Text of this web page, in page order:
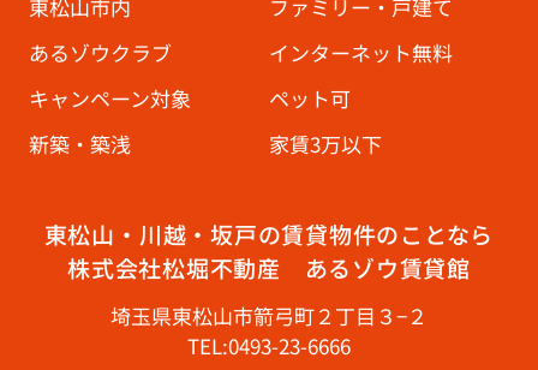
東松山市内
ファミリー・戸建て
あるゾウクラブ
インターネット無料
キャンペーン対象
ペット可
新築・築浅
家賃3万以下
東松山・川越・坂戸の賃貸物件のことなら
株式会社松堀不動産 あるゾウ賃貸館
埼玉県東松山市箭弓町２丁目３−２
TEL:0493-23-6666